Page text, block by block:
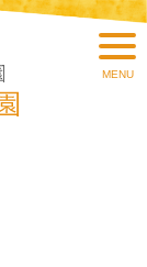
MENU